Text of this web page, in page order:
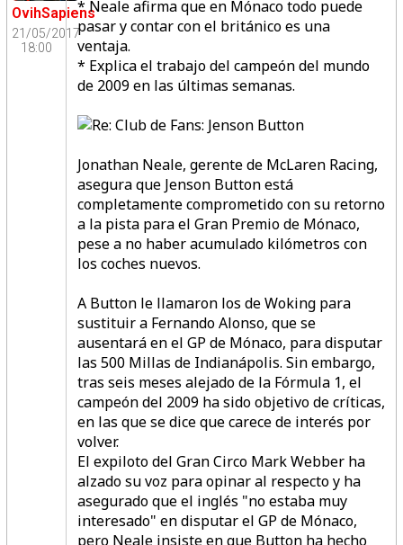
OvihSapiens
21/05/2017
18:00
* Neale afirma que en Mónaco todo puede
pasar y contar con el británico es una
ventaja.
* Explica el trabajo del campeón del mundo
de 2009 en las últimas semanas.
Jonathan Neale, gerente de McLaren Racing,
asegura que Jenson Button está
completamente comprometido con su retorno
a la pista para el Gran Premio de Mónaco,
pese a no haber acumulado kilómetros con
los coches nuevos.
A Button le llamaron los de Woking para
sustituir a Fernando Alonso, que se
ausentará en el GP de Mónaco, para disputar
las 500 Millas de Indianápolis. Sin embargo,
tras seis meses alejado de la Fórmula 1, el
campeón del 2009 ha sido objetivo de críticas,
en las que se dice que carece de interés por
volver.
El expiloto del Gran Circo Mark Webber ha
alzado su voz para opinar al respecto y ha
asegurado que el inglés "no estaba muy
interesado" en disputar el GP de Mónaco,
pero Neale insiste en que Button ha hecho